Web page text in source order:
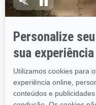
Inscreva-se em nossos e-